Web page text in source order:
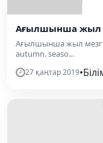
Ағылшынша жыл
Ағылшынша жыл
autumn. seaso...
27 қаңтар 2019•